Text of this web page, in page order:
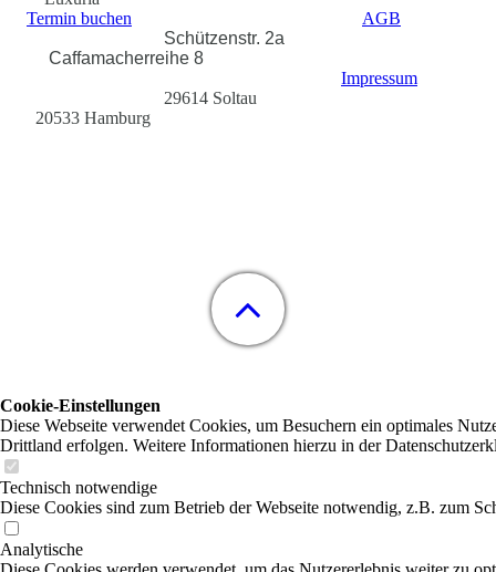
Termin buchen
AGB
Schützenstr. 2a
Caffamacherreihe 8
Impressum
29614 Soltau
20533 Hamburg
Cookie-Einstellungen
Diese Webseite verwendet Cookies, um Besuchern ein optimales
Drittland erfolgen. Weitere Informationen hierzu in der
Technisch notwendige
Diese Cookies sind zum Betrieb der Webseite notwendig, z.B. zum
Analytische